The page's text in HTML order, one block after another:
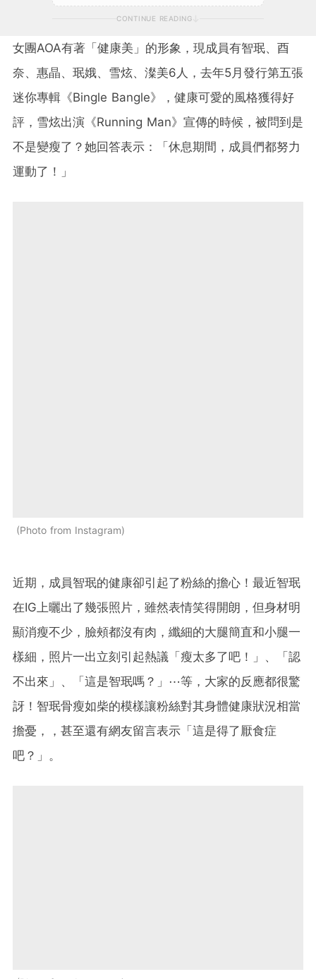
CONTINUE READING
女團AOA有著「健康美」的形象，現成員有智珉、酉
奈、惠晶、珉娥、雪炫、澯美6人，去年5月發行第五張
迷你專輯《Bingle Bangle》，健康可愛的風格獲得好
評，雪炫出演《Running Man》宣傳的時候，被問到是
不是變瘦了？她回答表示：「休息期間，成員們都努力
運動了！」
Photo from Instagram
近期，成員智珉的健康卻引起了粉絲的擔心！最近智珉
在IG上曬出了幾張照片，雖然表情笑得開朗，但身材明
顯消瘦不少，臉頰都沒有肉，纖細的大腿簡直和小腿一
樣細，照片一出立刻引起熱議「瘦太多了吧！」、「認
不出來」、「這是智珉嗎？」⋯等，大家的反應都很驚
訝！智珉骨瘦如柴的模樣讓粉絲對其身體健康狀況相當
擔憂，，甚至還有網友留言表示「這是得了厭食症
吧？」。